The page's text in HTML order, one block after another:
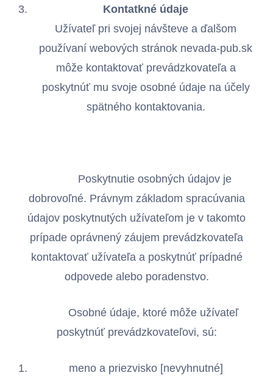
Kontatkné údaje
Užívateľ pri svojej návšteve a ďalšom
používaní webových stránok nevada-pub.sk
môže kontaktovať prevádzkovateľa a
poskytnúť mu svoje osobné údaje na účely
spätného kontaktovania.
Poskytnutie osobných údajov je
dobrovoľné. Právnym základom spracúvania
údajov poskytnutých užívateľom je v takomto
prípade oprávnený záujem prevádzkovateľa
kontaktovať užívateľa a poskytnúť prípadné
odpovede alebo poradenstvo.
Osobné údaje, ktoré môže užívateľ
poskytnúť prevádzkovateľovi, sú:
meno a priezvisko [nevyhnutné]